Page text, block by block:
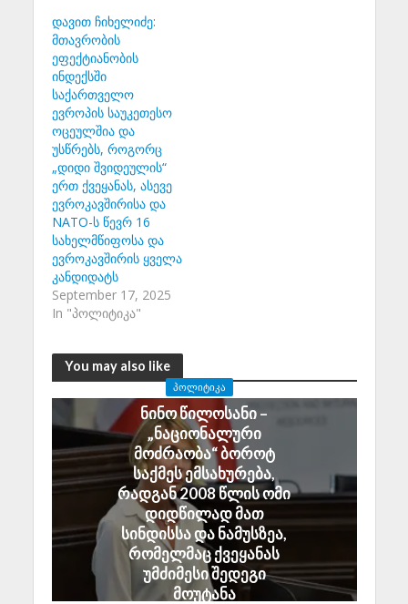
დავით ჩიხელიძე:
მთავრობის
ეფექტიანობის
ინდექსში
საქართველო
ევროპის საუკეთესო
ოცეულშია და
უსწრებს, როგორც
„დიდი შვიდეულის“
ერთ ქვეყანას, ასევე
ევროკავშირისა და
NATO-ს წევრ 16
სახელმწიფოსა და
ევროკავშირის ყველა
კანდიდატს
September 17, 2025
In "პოლიტიკა"
You may also like
ᲞᲝᲚᲘᲢᲘᲙᲐ
ნინო წილოსანი –
„ნაციონალური
მოძრაობა“ ბოროტ
საქმეს ემსახურება,
რადგან 2008 წლის ომი
დიდწილად მათ
სინდისსა და ნამუსზეა,
რომელმაც ქვეყანას
უმძიმესი შედეგი
მოუტანა